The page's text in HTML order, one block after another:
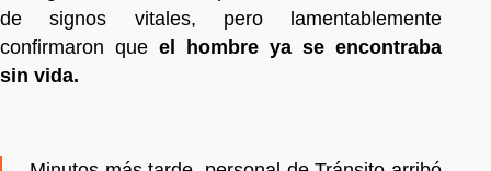
de signos vitales, pero lamentablemente
confirmaron que el hombre ya se encontraba
sin vida.